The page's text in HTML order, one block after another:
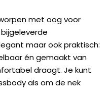
met oog voor
maar ook praktisch:
én gemaakt van
draagt. Je kunt
als om de nek